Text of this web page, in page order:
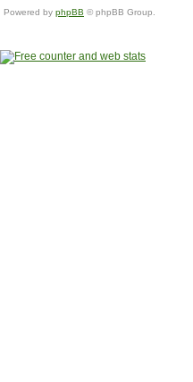
Powered by phpBB © phpBB Group.